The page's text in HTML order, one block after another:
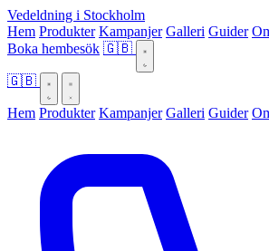
Vedeldning i Stockholm
Hem Produkter Kampanjer Galleri Guider
Boka hembesök 🇬🇧
🇬🇧
Hem Produkter Kampanjer Galleri Guider